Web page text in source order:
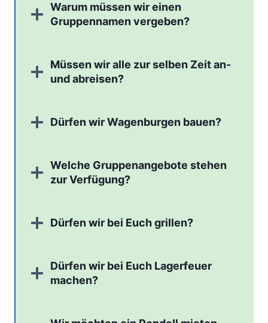
Warum müssen wir einen
Gruppennamen vergeben?
Müssen wir alle zur selben Zeit an-
und abreisen?
Dürfen wir Wagenburgen bauen?
Welche Gruppenangebote stehen
zur Verfügung?
Dürfen wir bei Euch grillen?
Dürfen wir bei Euch Lagerfeuer
machen?